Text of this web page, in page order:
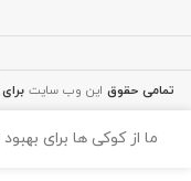
تمامی حقوق این وب سایت
ما از کوکی ها برای